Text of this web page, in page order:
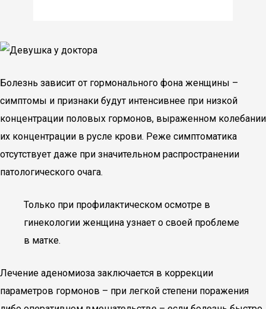
Болезнь зависит от гормонального фона женщины –
симптомы и признаки будут интенсивнее при низкой
концентрации половых гормонов, выраженном колебании
их концентрации в русле крови. Реже симптоматика
отсутствует даже при значительном распространении
патологического очага.
Только при профилактическом осмотре в
гинекологии женщина узнает о своей проблеме
в матке.
Лечение аденомиоза заключается в коррекции
параметров гормонов – при легкой степени поражения